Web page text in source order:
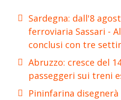
Sardegna: dall'8
ferroviaria Sassari -
conclusi con tre
Abruzzo: cresce del
passeggeri sui treni
Pininfarina